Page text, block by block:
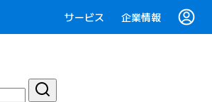
サービス 企業情報